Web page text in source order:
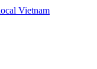
Vietnam